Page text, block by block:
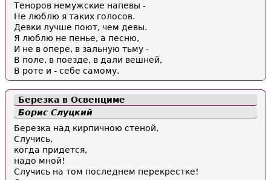
Теноров немужские напевы -
Не люблю я таких голосов.
Девки лучше поют, чем девы.
Я люблю не пенье, а песню,
И не в опере, в зальную тьму -
В поле, в поезде, в дали вешней,
В роте и - себе самому.
Березка в Освенциме
Борис Слуцкий
Березка над кирпичною стеной,
Случись,
когда придется,
надо мной!
Случись на том последнем перекрестке!